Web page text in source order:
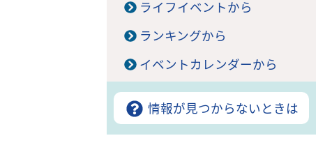
ライフイベントから
ランキングから
イベントカレンダーから
情報が見つからないときは